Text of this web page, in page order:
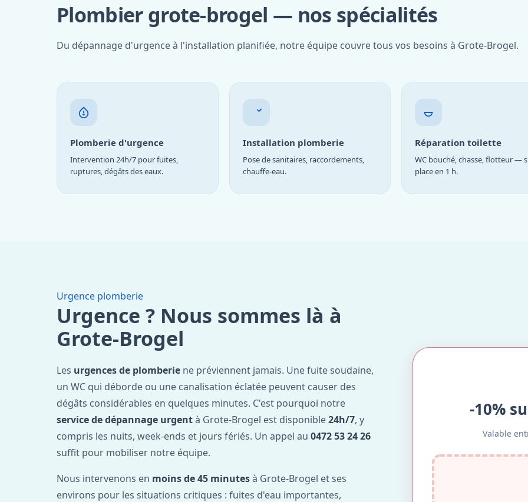
Plombier grote-brogel — nos spécialités
Du dépannage d'urgence à l'installation planifiée, notre équipe couvre tous vos besoins à Grote-Brogel.
Plomberie d'urgence
Intervention 24h/7 pour fuites,
ruptures, dégâts des eaux.
Installation plomberie
Pose de sanitaires, raccordements,
chauffe-eau.
Réparation toilette
WC bouché, chasse, flotteur —
place en 1 h.
Urgence plomberie
Urgence ? Nous sommes là à
Grote-Brogel
Les urgences de plomberie ne préviennent jamais. Une fuite soudaine,
un WC qui déborde ou une canalisation éclatée peuvent causer des
dégâts considérables en quelques minutes. C'est pourquoi notre
service de dépannage urgentà Grote-Brogel est disponible24h/7, y
compris les nuits, week-ends et jours fériés. Un appel au 0472 53 24 26
suffit pour mobiliser notre équipe.
Nous intervenons en moins de 45 minutesà Grote-Brogel et ses
environs pour les situations critiques : fuites d'eau importantes,
-10%
Valable